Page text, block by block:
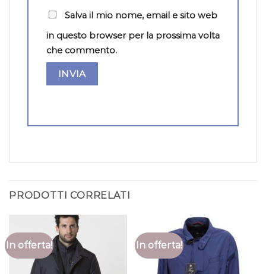
Salva il mio nome, email e sito web
in questo browser per la prossima volta
che commento.
PRODOTTI CORRELATI
In offerta! In offerta!